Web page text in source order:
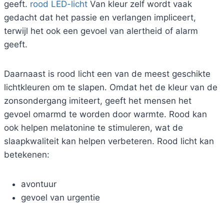
geeft. rood LED-licht Van kleur zelf wordt vaak
gedacht dat het passie en verlangen impliceert,
terwijl het ook een gevoel van alertheid of alarm
geeft.
Daarnaast is rood licht een van de meest geschikte
lichtkleuren om te slapen. Omdat het de kleur van de
zonsondergang imiteert, geeft het mensen het
gevoel omarmd te worden door warmte. Rood kan
ook helpen melatonine te stimuleren, wat de
slaapkwaliteit kan helpen verbeteren. Rood licht kan
betekenen:
avontuur
gevoel van urgentie